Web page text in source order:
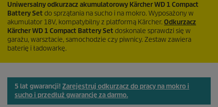
Uniwersalny odkurzacz akumulatorowy Kärcher WD 1 Compact
Battery Set do sprzątania na sucho i na mokro. Wyposażony w
akumulator 18V, kompatybilny z platformą Kärcher.Odkurzacz
Kärcher WD 1 Compact Battery Set doskonale sprawdzi się w
garażu, warsztacie, samochodzie czy piwnicy. Zestaw zawiera
baterię i ładowarkę.
5 lat gwarancji! Zarejestruj odkurzacz do pracy na mokro i
sucho i przedłuż gwarancję za darmo.